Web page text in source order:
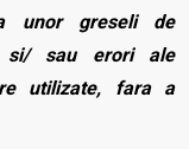
unor greseli de
si/ sau erori ale
utilizate, fara a